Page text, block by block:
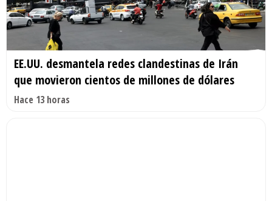
EE.UU. desmantela redes clandestinas de Irán
que movieron cientos de millones de dólares
Hace 13 horas